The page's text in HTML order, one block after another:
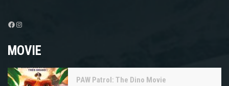
Facebook
Instagram
MOVIE
PAW Patrol: The Dino Movie